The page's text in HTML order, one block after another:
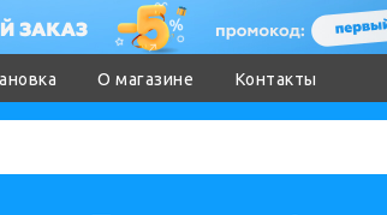
О магазине Контакты